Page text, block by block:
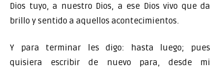
Dios tuyo, a nuestro Dios, a ese Dios vivo que da
brillo y sentido a aquellos acontecimientos.
Y para terminar les digo: hasta luego; pues
quisiera escribir de nuevo para, desde mi